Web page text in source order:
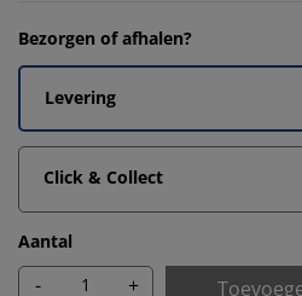
Bezorgen of afhalen?
Levering
Click & Collect
Aantal
- +